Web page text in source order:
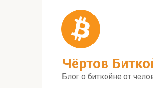
Чёртов
Блог о биткойне от